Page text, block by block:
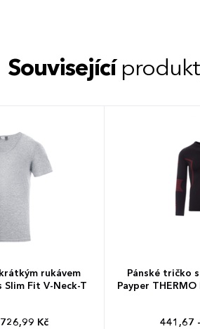
Související
rukávem
Slim Fit V-Neck-T
Kč
Pánské tričko
Payper
441,67